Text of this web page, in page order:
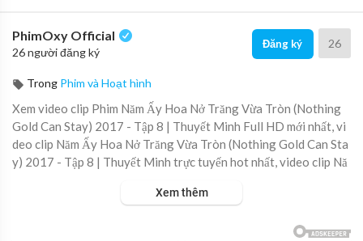
PhimOxy Official
26 người đăng ký
Đăng ký 26
Trong Phim và Hoạt hình
Xem video clip Phim Năm Ấy Hoa Nở Trăng Vừa Tròn (Nothing
Gold Can Stay) 2017 - Tập 8 | Thuyết Minh Full HD mới nhất, vi
deo clip Năm Ấy Hoa Nở Trăng Vừa Tròn (Nothing Gold Can Sta
y) 2017 - Tập 8 | Thuyết Minh trực tuyến hot nhất, video clip Nă
ập 8 | Thuyết Minh online hay nhất.
https://viet.tube/watch/
Xem thêm